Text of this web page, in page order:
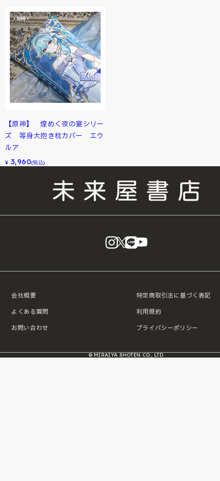
【原神】 煌めく夜の宴シリー
ズ 等身大抱き枕カバー エウ
ルア
¥ 3,960(税込)
instagram
X LINE
会社概要
よくある質問
お問い合わせ
特定商取引法に基づく表記
利用規約
プライバシーポリシー
© MIRAIYA SHOTEN CO., LTD.